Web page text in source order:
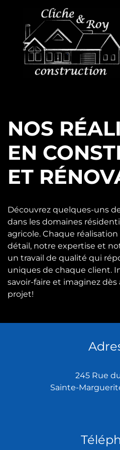
NOS
EN
ET
Découvrez quelques-uns
dans les domaines
agricole. Chaque
détail, notre expertise et
un travail de qualité qui
uniques de chaque client.
savoir-faire et imaginez
projet!
245 Rue
Sainte-